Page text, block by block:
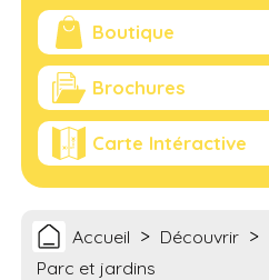
Boutique
Brochures
Carte Intéractive
Accueil > Découvrir >
Parc et jardins